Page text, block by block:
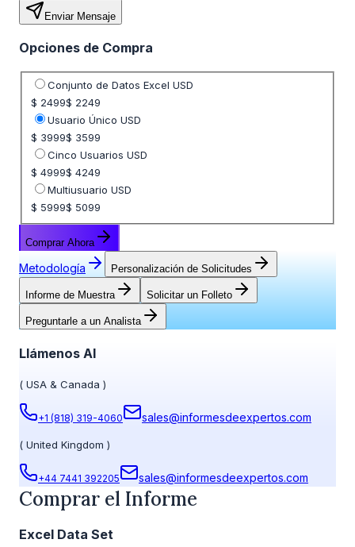
Enviar Mensaje
Opciones de Compra
Seleccione opción de precio
Conjunto de Datos Excel USD
$ 2499$ 2249
Usuario Único USD
$ 3999$ 3599
Cinco Usuarios USD
$ 4999$ 4249
Multiusuario USD
$ 5999$ 5099
Comprar Ahora
Metodología Personalización de Solicitudes
Informe de Muestra Solicitar un Folleto
Preguntarle a un Analista
Llámenos Al
( USA & Canada )
+1 (818) 319-4060 sales@informesdeexpertos.com
( United Kingdom )
+44 7441 392205 sales@informesdeexpertos.com
Comprar el Informe
Excel Data Set